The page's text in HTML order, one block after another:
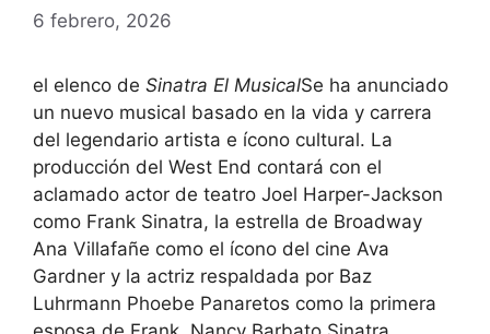
6 febrero, 2026
el elenco de Sinatra El MusicalSe ha anunciado
un nuevo musical basado en la vida y carrera
del legendario artista e ícono cultural. La
producción del West End contará con el
aclamado actor de teatro Joel Harper-Jackson
como Frank Sinatra, la estrella de Broadway
Ana Villafañe como el ícono del cine Ava
Gardner y la actriz respaldada por Baz
Luhrmann Phoebe Panaretos como la primera